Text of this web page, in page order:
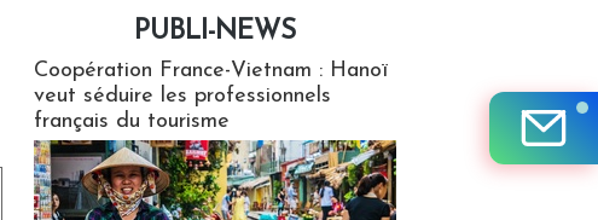
PUBLI-NEWS
Coopération France-Vietnam : Hanoï
veut séduire les professionnels
français du tourisme